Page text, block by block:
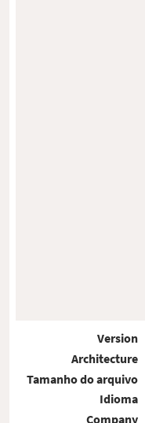
Version
Architecture
Tamanho do arquivo
Idioma
Company